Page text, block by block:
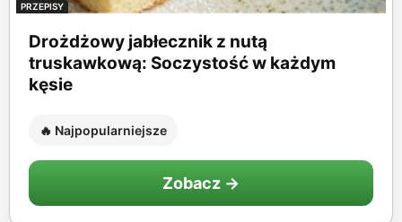
PRZEPISY
Drożdżowy jabłecznik z nutą
truskawkową: Soczystość w każdym
kęsie
🔥 Najpopularniejsze
Zobacz →